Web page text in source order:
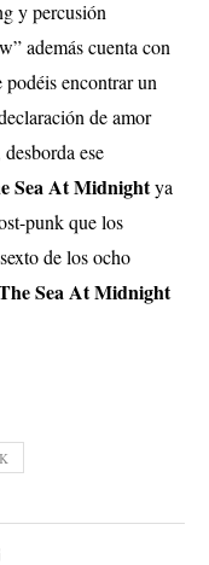
y percusión
además cuenta con
encontrar un
de amor
ese
Sea At Midnightya
punk que los
de los ocho
Sea At Midnight